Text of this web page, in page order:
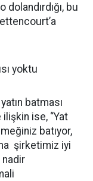
bu
yoktu
batması
ise, “Yat
batıyor,
şirketimiz iyi